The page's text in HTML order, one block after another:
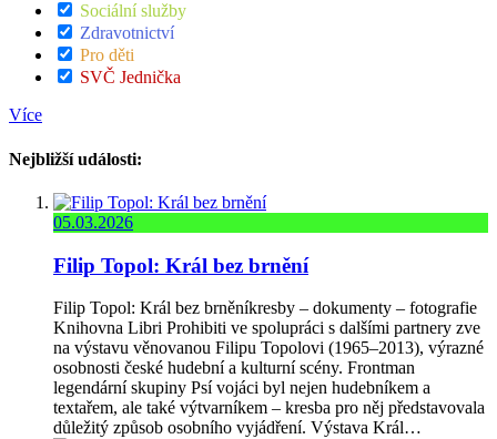
Sociální služby
Zdravotnictví
Pro děti
SVČ Jednička
Více
Nejbližší události:
05.03.2026
Filip Topol: Král bez brnění
Filip Topol: Král bez brněníkresby – dokumenty – fotografie
Knihovna Libri Prohibiti ve spolupráci s dalšími partnery zve
na výstavu věnovanou Filipu Topolovi (1965–2013), výrazné
osobnosti české hudební a kulturní scény. Frontman
legendární skupiny Psí vojáci byl nejen hudebníkem a
textařem, ale také výtvarníkem – kresba pro něj představovala
důležitý způsob osobního vyjádření. Výstava Král…